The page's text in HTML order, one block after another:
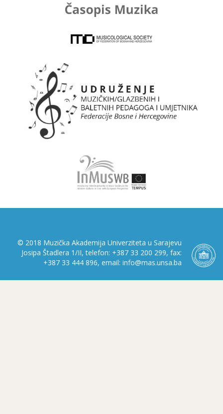
© 2018 Muzička Akademija Univerziteta u Sarajevu
Josipa Štadlera 1/II, telefon: +387 33 200 299, fax:
+387 33 444 896, email: info@mas.unsa.ba